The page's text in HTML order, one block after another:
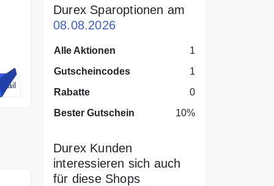
Mail
Durex Sparoptionen am
08.08.2026
Alle Aktionen
1
Gutscheincodes
1
Rabatte
0
Bester Gutschein
10%
Durex Kunden
interessieren sich auch
für diese Shops